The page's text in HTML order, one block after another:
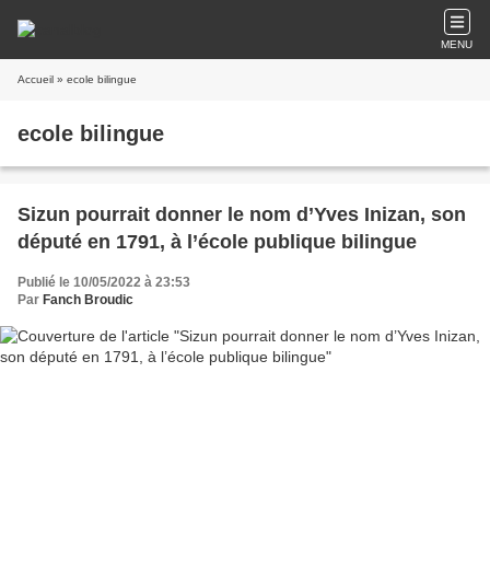
MENU
Accueil » ecole bilingue
ecole bilingue
Sizun pourrait donner le nom d’Yves Inizan, son
député en 1791, à l’école publique bilingue
Publié le 10/05/2022 à 23:53
Par Fanch Broudic